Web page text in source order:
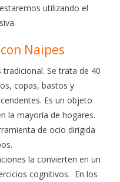
utilizando el
Naipes
Se trata de 40
copas, bastos y
Es un objeto
la mayoría de hogares.
de ocio dirigida
la convierten en un
cognitivos. En los